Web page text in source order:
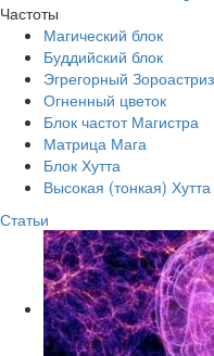
Частоты
Магический блок
Буддийский блок
Эгрегорный
Огненный цветок
Блок частот Магистра
Матрица Мага
Блок Хутта
Высокая (тонкая) Хутта
Статьи